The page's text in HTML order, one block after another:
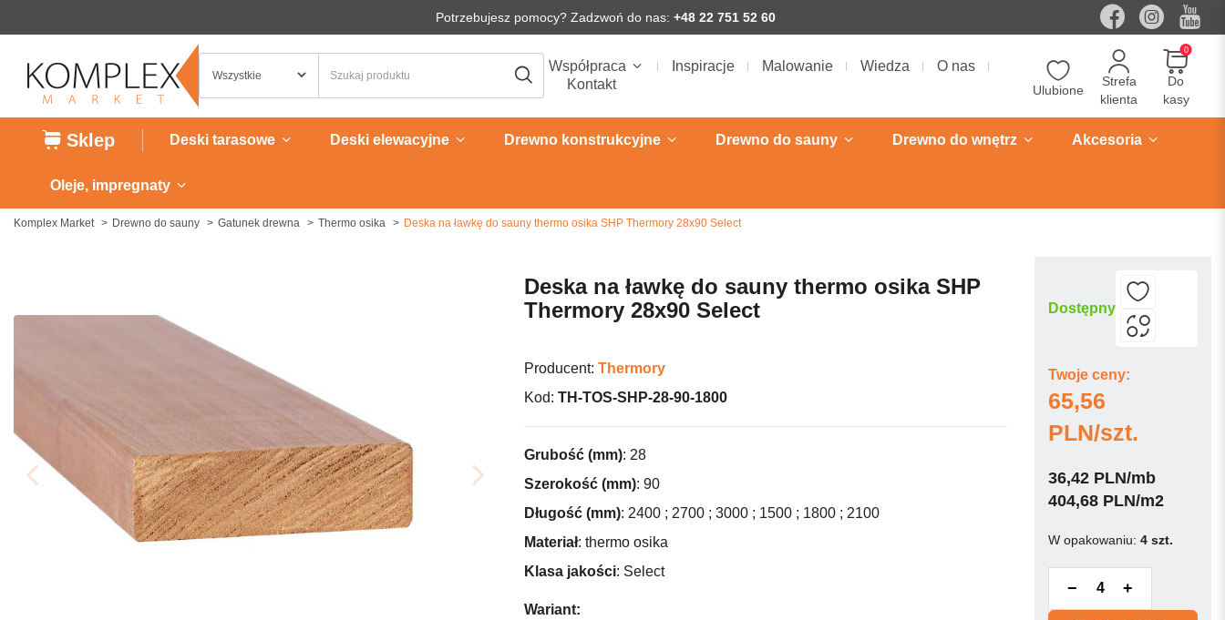
Potrzebujesz pomocy? Zadzwoń do nas: +48 22 751 52 60
Współpraca Inspiracje Malowanie Wiedza
O nas
Kontakt
Ulubione
Strefa
klienta
0
Do
kasy
Sklep Deski tarasowe Deski elewacyjne Drewno konstrukcyjne Drewno do sauny Drewno do wnętrz Akcesoria
Oleje, impregnaty
Komplex Market Drewno do sauny Gatunek drewna Thermo osika Deska na ławkę do sauny thermo osika SHP Thermory 28x90 Select
Deska na ławkę do sauny thermo osika SHP
Thermory 28x90 Select
Producent: Thermory
Kod: TH-TOS-SHP-28-90-1800
Grubość (mm): 28
Szerokość (mm): 90
Długość (mm): 2400 ; 2700 ; 3000 ; 1500 ; 1800 ; 2100
Materiał: thermo osika
Klasa jakości: Select
Wariant:
Dostępny
Twoje ceny:
65,56
PLN/szt.
36,42 PLN/mb
404,68 PLN/m2
W opakowaniu: 4 szt.
− +